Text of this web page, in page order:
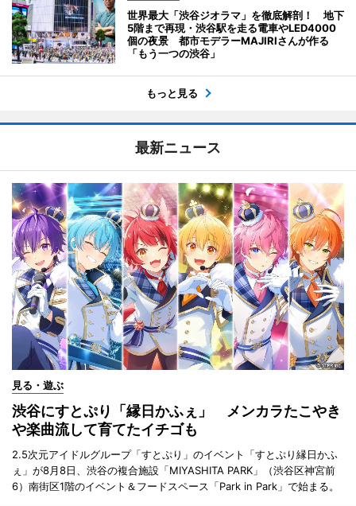
世界最大「渋谷ジオラマ」を徹底解剖！ 地下
5階まで再現・渋谷駅を走る電車やLED4000
個の夜景 都市モデラーMAJIRIさんが作る
「もう一つの渋谷」
もっと見る
最新ニュース
見る・遊ぶ
渋谷にすとぷり「縁日かふぇ」 メンカラたこやき
や楽曲流して育てたイチゴも
2.5次元アイドルグループ「すとぷり」のイベント「すとぷり縁日かふ
ぇ」が8月8日、渋谷の複合施設「MIYASHITA PARK」（渋谷区神宮前
6）南街区1階のイベント＆フードスペース「Park in Park」で始まる。